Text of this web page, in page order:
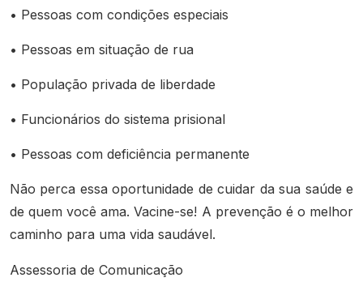
• Pessoas com condições especiais
• Pessoas em situação de rua
• População privada de liberdade
• Funcionários do sistema prisional
• Pessoas com deficiência permanente
Não perca essa oportunidade de cuidar da sua saúde e
de quem você ama. Vacine-se! A prevenção é o melhor
caminho para uma vida saudável.
Assessoria de Comunicação